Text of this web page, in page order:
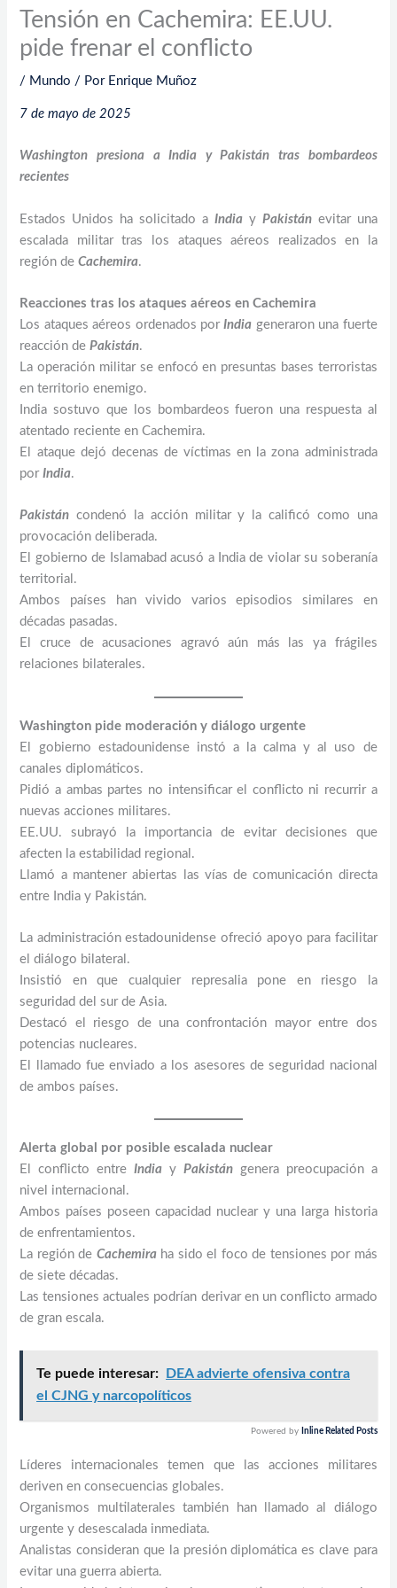
Tensión en Cachemira: EE.UU.
pide frenar el conflicto
/ Mundo / Por Enrique Muñoz
7 de mayo de 2025
Washington presiona a India y Pakistán tras bombardeos
recientes
Estados Unidos ha solicitado a Indiay Pakistánevitar una
escalada militar tras los ataques aéreos realizados en la
región deCachemira.
Reacciones tras los ataques aéreos en Cachemira
Los ataques aéreos ordenados porIndia generaron una fuerte
reacción dePakistán.
La operación militar se enfocó en presuntas bases terroristas
en territorio enemigo.
India sostuvo que los bombardeos fueron una respuesta al
atentado reciente en Cachemira.
El ataque dejó decenas de víctimas en la zona administrada
porIndia.
Pakistán condenó la acción militar y la calificó como una
provocación deliberada.
El gobierno de Islamabad acusó a India de violar su soberanía
territorial.
Ambos países han vivido varios episodios similares en
décadas pasadas.
El cruce de acusaciones agravó aún más las ya frágiles
relaciones bilaterales.
Washington pide moderación y diálogo urgente
El gobierno estadounidense instó a la calma y al uso de
canales diplomáticos.
Pidió a ambas partes no intensificar el conflicto ni recurrir a
nuevas acciones militares.
EE.UU. subrayó la importancia de evitar decisiones que
afecten la estabilidad regional.
Llamó a mantener abiertas las vías de comunicación directa
entre India y Pakistán.
La administración estadounidense ofreció apoyo para facilitar
el diálogo bilateral.
Insistió en que cualquier represalia pone en riesgo la
seguridad del sur de Asia.
Destacó el riesgo de una confrontación mayor entre dos
potencias nucleares.
El llamado fue enviado a los asesores de seguridad nacional
de ambos países.
Alerta global por posible escalada nuclear
El conflicto entreIndia y Pakistángenera preocupación a
nivel internacional.
Ambos países poseen capacidad nuclear y una larga historia
de enfrentamientos.
La región de Cachemiraha sido el foco de tensiones por más
de siete décadas.
Las tensiones actuales podrían derivar en un conflicto armado
de gran escala.
Te puede interesar:
DEA advierte ofensiva contra
el CJNG y narcopolíticos
Powered by Inline Related Posts
Líderes internacionales temen que las acciones militares
deriven en consecuencias globales.
Organismos multilaterales también han llamado al diálogo
urgente y desescalada inmediata.
Analistas consideran que la presión diplomática es clave para
evitar una guerra abierta.